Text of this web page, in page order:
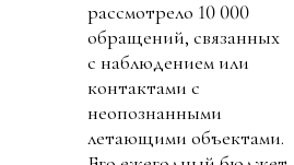
рассмотрело 10 000
обращений, связанных
с наблюдением или
контактами с
неопознанными
летающими объектами.